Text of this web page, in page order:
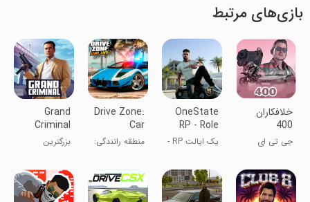
بازی‌های مرتبط
‏‏خلافکاران
400
جی تی ای
OneState
RP - Role
Play Life
یک ایالت RP -
نقش‌آفرینی
Drive Zone:
Car
Simulator
منطقه رانندگی:
خودرو
Grand
Criminal
Online:
Sandbox
بزرگترین
سندباکس